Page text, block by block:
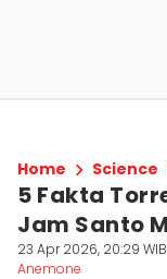
Home Science
5 Fakta
Jam Santo
23 Apr 2026, 20:29 WIB
Anemone